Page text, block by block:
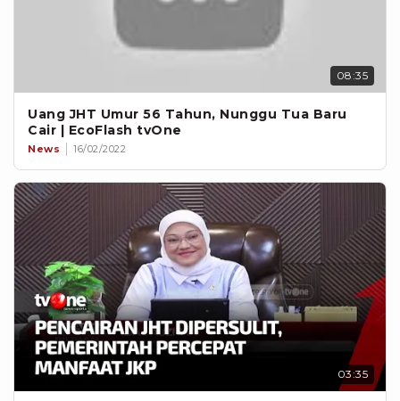
08:35
Uang JHT Umur 56 Tahun, Nunggu Tua Baru
Cair | EcoFlash tvOne
News 16/02/2022
03:35